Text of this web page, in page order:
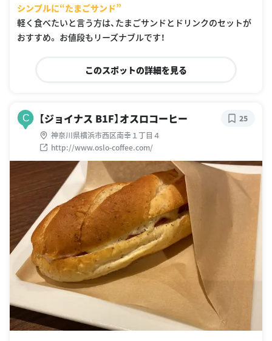
シンプルに“たまごサンド”
軽く食べたいと言う方は、たまごサンドとドリンクのセットが
おすすめ。 お値段もリーズナブルです！
このスポットの詳細を見る
C 【ジョイナス B1F】オスロコーヒー
神奈川県横浜市西区南幸１丁目４
http://www.oslo-coffee.com/
25